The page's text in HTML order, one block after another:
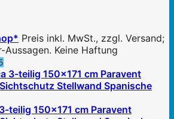
Preis inkl. MwSt., zzgl. Versand;
Keine Haftung
teilig 150x171 cm Paravent